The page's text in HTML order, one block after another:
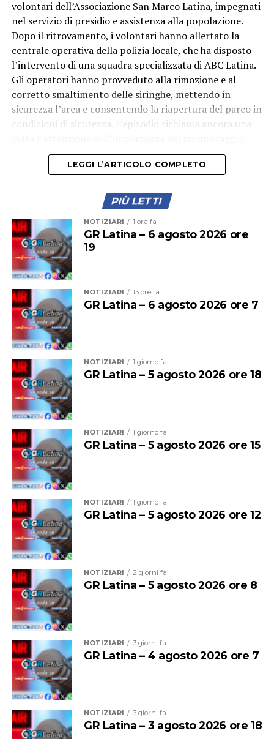
volontari dell’Associazione San Marco Latina, impegnati
nel servizio di presidio e assistenza alla popolazione.
Dopo il ritrovamento, i volontari hanno allertato la
centrale operativa della polizia locale, che ha disposto
l’intervento di una squadra specializzata di ABC Latina.
Gli operatori hanno provveduto alla rimozione e al
corretto smaltimento delle siringhe, mettendo in
sicurezza l’area e consentendo la riapertura del parco in
condizioni di sicurezza. L’episodio richiama ancora una
degli spazi pubblici, in particolare delle aree verdi
frequentate quotidianamente da famiglie e bambini.
LEGGI L’ARTICOLO COMPLETO
PIÙ LETTI
NOTIZIARI 1 ora fa
GR Latina – 6 agosto 2026 ore
19
NOTIZIARI 13 ore fa
GR Latina – 6 agosto 2026 ore 7
NOTIZIARI 1 giorno fa
GR Latina – 5 agosto 2026 ore 18
NOTIZIARI 1 giorno fa
GR Latina – 5 agosto 2026 ore 15
NOTIZIARI 1 giorno fa
GR Latina – 5 agosto 2026 ore 12
NOTIZIARI 2 giorni fa
GR Latina – 5 agosto 2026 ore 8
NOTIZIARI 3 giorni fa
GR Latina – 4 agosto 2026 ore 7
NOTIZIARI 3 giorni fa
GR Latina – 3 agosto 2026 ore 18